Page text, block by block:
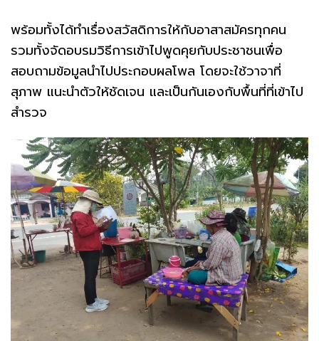
พร้อมทั้งได้ทำเรื่องสวัสดิการให้กับอาสาสมัครทุกคน
รวมทั้งจัดอบรมวิธีการเข้าไปพูดคุยกับประชาชนเพื่อ
สอบถามข้อมูลนำไปประกอบผลโพล โดยจะใช้วาจาที่
สุภาพ แนะนำตัวให้ชัดเจน และเป็นกันเองกับพื้นที่ที่เข้าไป
สำรวจ